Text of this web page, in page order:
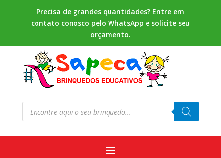
Precisa de grandes quantidades? Entre em
contato conosco pelo WhatsApp e solicite seu
orçamento.
Pesquisar
produtos